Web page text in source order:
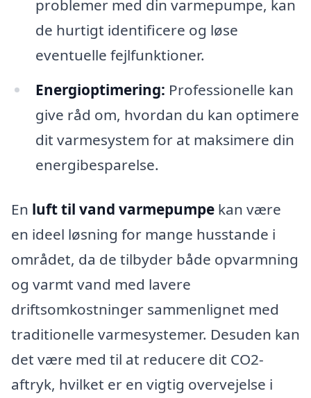
problemer med din varmepumpe, kan
de hurtigt identificere og løse
eventuelle fejlfunktioner.
Energioptimering: Professionelle kan
give råd om, hvordan du kan optimere
dit varmesystem for at maksimere din
energibesparelse.
En luft til vand varmepumpe kan være
en ideel løsning for mange husstande i
området, da de tilbyder både opvarmning
og varmt vand med lavere
driftsomkostninger sammenlignet med
traditionelle varmesystemer. Desuden kan
det være med til at reducere dit CO2-
aftryk, hvilket er en vigtig overvejelse i